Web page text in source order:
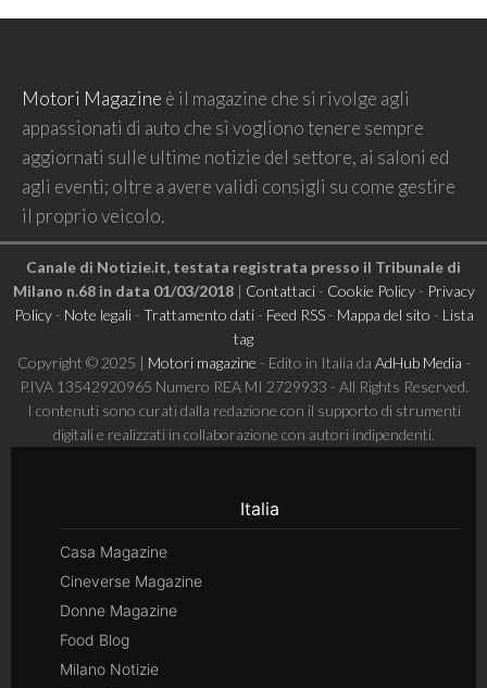
Motori Magazine è il magazine che si rivolge agli
appassionati di auto che si vogliono tenere sempre
aggiornati sulle ultime notizie del settore, ai saloni ed
agli eventi; oltre a avere validi consigli su come gestire
il proprio veicolo.
Canale di Notizie.it, testata registrata presso il Tribunale di
Milano n.68 in data 01/03/2018| Contattaci- Cookie Policy- Privacy
Policy- Note legali- Trattamento dati- Feed RSS- Mappa del sito - Lista
tag
Copyright © 2025 | Motori magazine - Edito in Italia da AdHub Media -
P.IVA 13542920965 Numero REA MI 2729933 - All Rights Reserved.
I contenuti sono curati dalla redazione con il supporto di strumenti
digitali e realizzati in collaborazione con autori indipendenti.
Italia
Casa Magazine
Cineverse Magazine
Donne Magazine
Food Blog
Milano Notizie